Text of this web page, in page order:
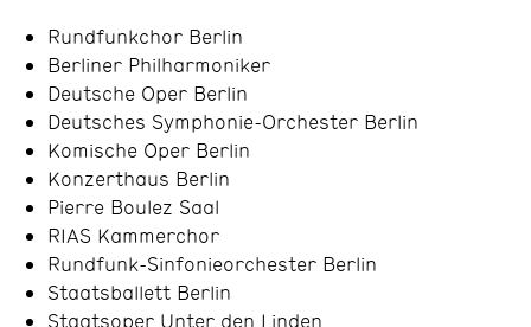
Rundfunkchor Berlin
Berliner Philharmoniker
Deutsche Oper Berlin
Deutsches Symphonie-Orchester Berlin
Komische Oper Berlin
Konzerthaus Berlin
Pierre Boulez Saal
RIAS Kammerchor
Rundfunk-Sinfonieorchester Berlin
Staatsballett Berlin
Staatsoper Unter den Linden